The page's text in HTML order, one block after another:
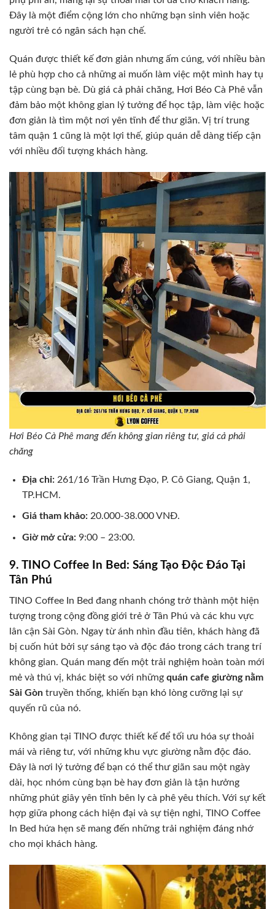
Đây là một điểm cộng lớn cho những bạn sinh viên hoặc
người trẻ có ngân sách hạn chế.
Quán được thiết kế đơn giản nhưng ấm cúng, với nhiều bàn
lẻ phù hợp cho cả những ai muốn làm việc một mình hay tụ
tập cùng bạn bè. Dù giá cả phải chăng, Hơi Béo Cà Phê vẫn
đảm bảo một không gian lý tưởng để học tập, làm việc hoặc
đơn giản là tìm một nơi yên tĩnh để thư giãn. Vị trí trung
tâm quận 1 cũng là một lợi thế, giúp quán dễ dàng tiếp cận
với nhiều đối tượng khách hàng.
Hơi Béo Cà Phê mang đến không gian riêng tư, giá cả phải
chăng
Địa chỉ:261/16 Trần Hưng Đạo, P. Cô Giang, Quận 1,
TP.HCM.
Giá tham khảo:20.000-38.000 VNĐ.
Giờ mở cửa:9:00 – 23:00.
9. TINO Coffee In Bed: Sáng Tạo Độc Đáo Tại
Tân Phú
TINO Coffee In Bed đang nhanh chóng trở thành một hiện
tượng trong cộng đồng giới trẻ ở Tân Phú và các khu vực
lân cận Sài Gòn. Ngay từ ánh nhìn đầu tiên, khách hàng đã
bị cuốn hút bởi sự sáng tạo và độc đáo trong cách trang trí
không gian. Quán mang đến một trải nghiệm hoàn toàn mới
mẻ và thú vị, khác biệt so với những quán cafe giường nằm
Sài Gòn truyền thống, khiến bạn khó lòng cưỡng lại sự
quyến rũ của nó.
Không gian tại TINO được thiết kế để tối ưu hóa sự thoải
mái và riêng tư, với những khu vực giường nằm độc đáo.
Đây là nơi lý tưởng để bạn có thể thư giãn sau một ngày
dài, học nhóm cùng bạn bè hay đơn giản là tận hưởng
những phút giây yên tĩnh bên ly cà phê yêu thích. Với sự kết
hợp giữa phong cách hiện đại và sự tiện nghi, TINO Coffee
In Bed hứa hẹn sẽ mang đến những trải nghiệm đáng nhớ
cho mọi khách hàng.